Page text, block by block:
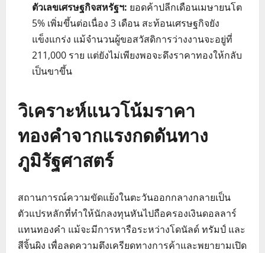
ตัวเลขเศรษฐกิจสหรัฐฯ: ยอดค้าปลีกเดือนเมษายนโต
5% เพิ่มขึ้นต่อเนื่อง 3 เดือน สะท้อนเศรษฐกิจยัง
แข็งแกร่ง แม้จำนวนผู้ขอสวัสดิการว่างงานจะอยู่ที่
211,000 ราย แต่ยังไม่เพียงพอจะดึงราคาทองให้กลับ
เป็นขาขึ้น
วิเคราะห์แนวโน้มราคา
ทองคำจากแรงกดดันทาง
ภูมิรัฐศาสตร์
สถานการณ์ความขัดแย้งในตะวันออกกลางกลายเป็น
ตัวแปรหลักที่ทำให้นักลงทุนหันไปถือครองเงินดอลลาร์
แทนทองคำ แม้จะมีการหารือระหว่างโดนัลด์ ทรัมป์ และ
สีจิ้นผิง เพื่อลดความตึงเครียดทางการค้าและพยายามเปิด